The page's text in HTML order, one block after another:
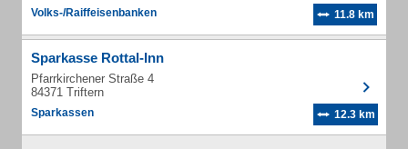
Volks-/Raiffeisenbanken 11.8 km
Sparkasse Rottal-Inn
Pfarrkirchener Straße 4
84371 Triftern
Sparkassen 12.3 km